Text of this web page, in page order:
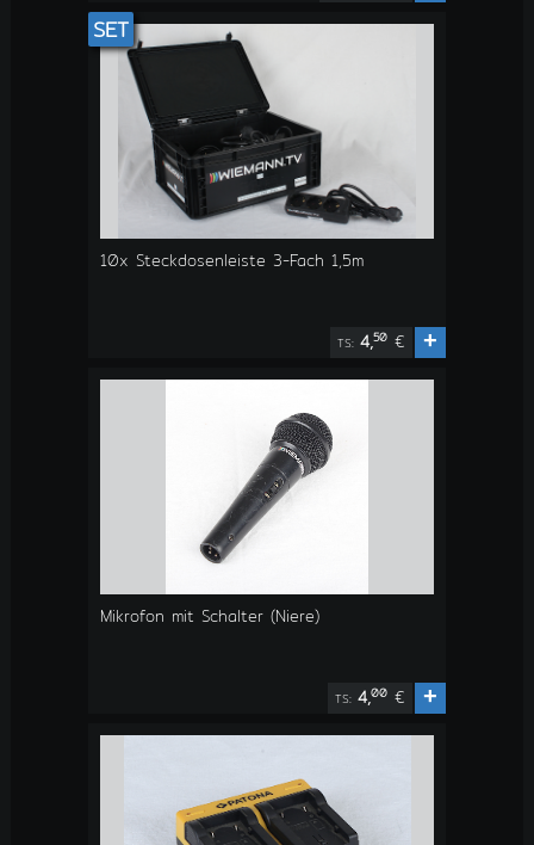
SET
10x Steckdosenleiste 3-Fach 1,5m
TS: 4,50 € +
Mikrofon mit Schalter (Niere)
TS: 4,00 € +